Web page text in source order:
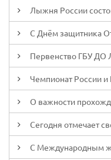
Лыжня России
С Днём защитника
Первенство ГБУ ДО
Чемпионат России и
О важности
Сегодня отмечает
С Международным